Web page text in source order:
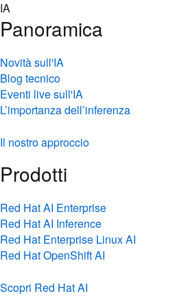
Skip
to
content
IA
Panoramica
Novità sull'IA
Blog tecnico
Eventi live sull'IA
L’importanza dell’inferenza
Il nostro approccio
Prodotti
Red Hat AI Enterprise
Red Hat AI Inference
Red Hat Enterprise Linux AI
Red Hat OpenShift AI
Scopri Red Hat AI